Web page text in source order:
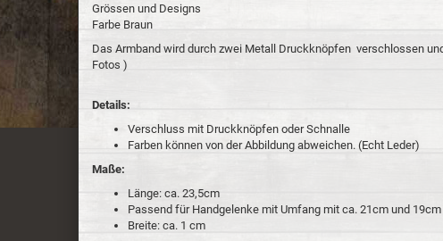
Grössen und Designs
Farbe Braun
Das Armband wird durch zwei Metall Druckknöpfen verschlossen
Fotos )
Details:
Verschluss mit Druckknöpfen oder Schnalle
Farben können von der Abbildung abweichen. (Echt Leder)
Maße:
Länge: ca. 23,5cm
Passend für Handgelenke mit Umfang mit ca. 21cm und 19cm
Breite: ca. 1 cm